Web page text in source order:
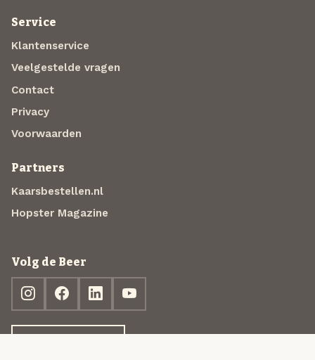
Service
Klantenservice
Veelgestelde vragen
Contact
Privacy
Voorwaarden
Partners
Kaarsbestellen.nl
Hopster Magazine
Volg de Beer